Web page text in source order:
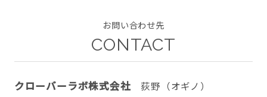
お問い合わせ先
CONTACT
クローバーラボ株式会社 荻野（オギノ）